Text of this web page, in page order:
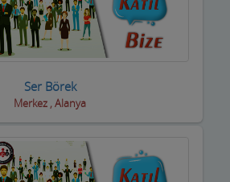
Ser Börek
Merkez , Alanya